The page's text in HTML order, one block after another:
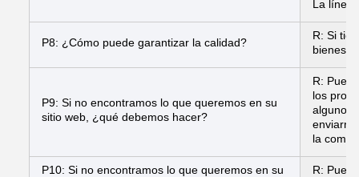
La línea
P8: ¿Cómo puede garantizar la calidad?
R: Si
bienes
P9: Si no encontramos lo que queremos en su
sitio web, ¿qué debemos hacer?
R:
los
algunos
la
P10: Si no encontramos lo que queremos en su
R: